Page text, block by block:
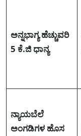
ಅನ್ನಭಾಗ್ಯ ಹೆಚ್ಚುವರಿ
5 ಕೆ.ಜಿ ಧಾನ್ಯ
ನ್ಯಾಯಬೆಲೆ
ಅಂಗಡಿಗಳ ಹೊಸ